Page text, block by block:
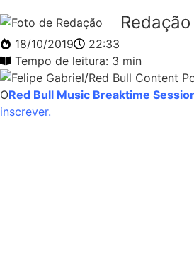
Redação
18/10/2019
22:33
Tempo de leitura: 3 min
ORed Bull Music Breaktime
inscrever.